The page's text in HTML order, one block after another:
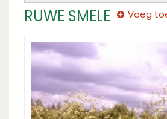
RUWE SMELE Voeg